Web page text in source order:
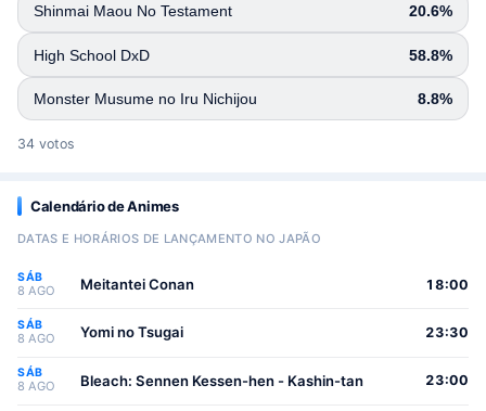
Shinmai Maou No Testament 20.6%
High School DxD 58.8%
Monster Musume no Iru Nichijou 8.8%
34 votos
Calendário de Animes
DATAS E HORÁRIOS DE LANÇAMENTO NO JAPÃO
SÁB
8 AGO Meitantei Conan 18:00
SÁB
8 AGO Yomi no Tsugai 23:30
SÁB
8 AGO Bleach: Sennen Kessen-hen - Kashin-tan 23:00